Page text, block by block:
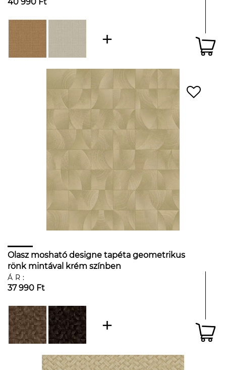
Olasz mosható designe tapéta geometrikus
rönk mintával krém színben
ÁR:
37 990 Ft